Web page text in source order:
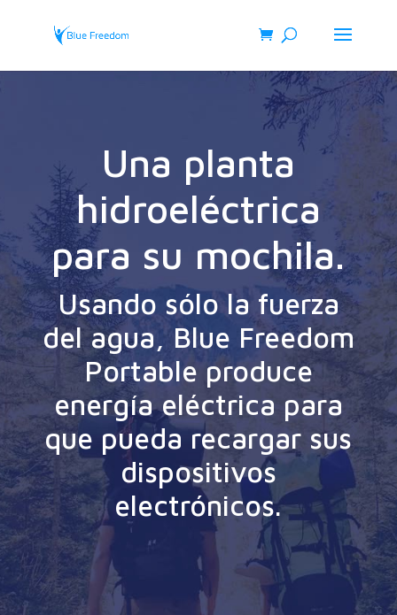
Una planta
hidroeléctrica
para su mochila.
Usando sólo la fuerza
del agua, Blue Freedom
Portable produce
energía eléctrica para
que pueda recargar sus
dispositivos
electrónicos.